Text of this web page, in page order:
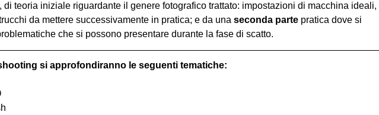
teoria iniziale riguardante il genere fotografico trattato: impostazioni di macchina ideali,
da mettere successivamente in pratica; e da una seconda parte pratica dove si
che si possono presentare durante la fase di scatto.
si approfondiranno le seguenti tematiche: